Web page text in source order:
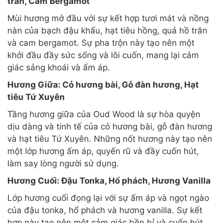
Mùi hương mở đầu với sự kết hợp tươi mát và nồng
nàn của bạch đậu khấu, hạt tiêu hồng, quả hồ trăn
và cam bergamot. Sự pha trộn này tạo nên một
khởi đầu đầy sức sống và lôi cuốn, mang lại cảm
giác sảng khoái và ấm áp.
Hương Giữa: Cỏ hương bài, Gỗ đàn hương, Hạt
tiêu Tứ Xuyên
Tầng hương giữa của Oud Wood là sự hòa quyện
dịu dàng và tinh tế của cỏ hương bài, gỗ đàn hương
và hạt tiêu Tứ Xuyên. Những nốt hương này tạo nên
một lớp hương ấm áp, quyến rũ và đầy cuốn hút,
làm say lòng người sử dụng.
Hương Cuối: Đậu Tonka, Hổ phách, Hương Vanilla
Lớp hương cuối đọng lại với sự ấm áp và ngọt ngào
của đậu tonka, hổ phách và hương vanilla. Sự kết